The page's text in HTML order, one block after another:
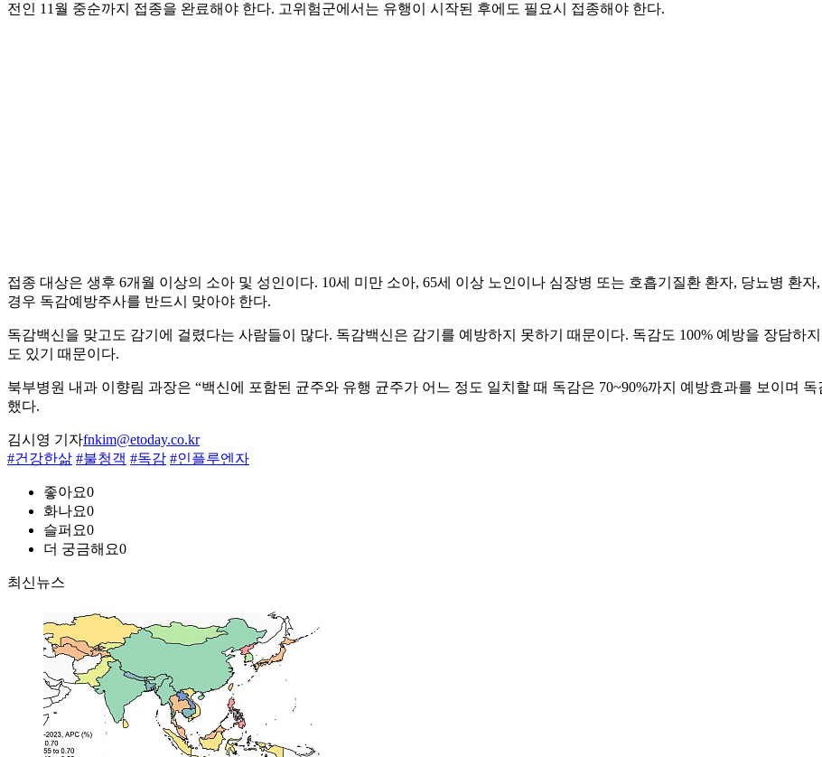
전인 11월 중순까지 접종을 완료해야 한다. 고위험군에서는 유행이 시작된 후에도 필요시 접종해야 한다.
접종 대상은 생후 6개월 이상의 소아 및 성인이다. 10세 미만 소아, 65세 이상 노인이나 심장병 또는 호흡기질환 환자, 당뇨병 환
경우 독감예방주사를 반드시 맞아야 한다.
독감백신을 맞고도 감기에 걸렸다는 사람들이 많다. 독감백신은 감기를 예방하지 못하기 때문이다. 독감도 100% 예방을 장담하
도 있기 때문이다.
북부병원 내과 이향림 과장은 “백신에 포함된 균주와 유행 균주가 어느 정도 일치할 때 독감은 70~90%까지 예방효과를 보이며
했다.
김시영 기자fnkim@etoday.co.kr
#건강한삶 #불청객 #독감 #인플루엔자
좋아요0
화나요0
슬퍼요0
더 궁금해요0
최신뉴스